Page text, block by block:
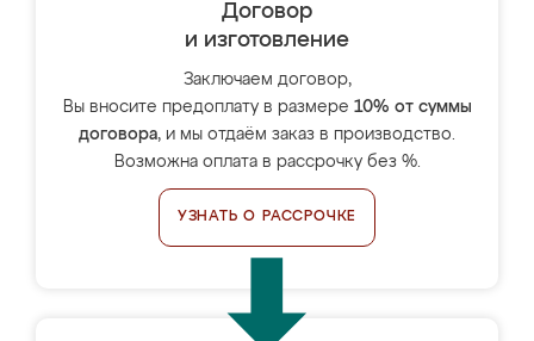
Договор
и изготовление
Заключаем договор,
Вы вносите предоплату в размере 10% от суммы
договора, и мы отдаём заказ в производство.
Возможна оплата в рассрочку без %.
УЗНАТЬ О РАССРОЧКЕ